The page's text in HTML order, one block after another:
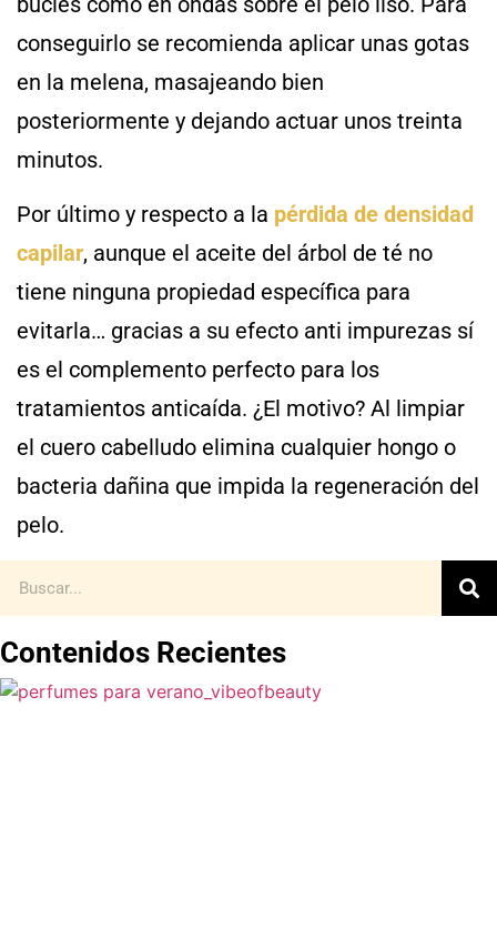
conseguirlo se recomienda aplicar unas gotas
en la melena, masajeando bien
posteriormente y dejando actuar unos treinta
minutos.
Por último y respecto a la pérdida de densidad
capilar, aunque el aceite del árbol de té no
tiene ninguna propiedad específica para
evitarla… gracias a su efecto anti impurezas sí
es el complemento perfecto para los
tratamientos anticaída. ¿El motivo? Al limpiar
el cuero cabelludo elimina cualquier hongo o
bacteria dañina que impida la regeneración del
pelo.
Contenidos Recientes